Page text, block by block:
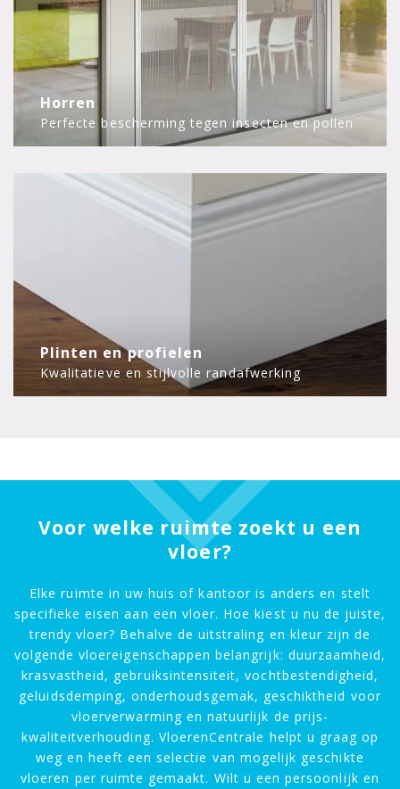
Horren
Perfecte bescherming tegen insecten en pollen
Plinten en profielen
Kwalitatieve en stijlvolle randafwerking
Voor welke ruimte zoekt u een
vloer?
Elke ruimte in uw huis of kantoor is anders en stelt
specifieke eisen aan een vloer. Hoe kiest u nu de juiste,
trendy vloer? Behalve de uitstraling en kleur zijn de
volgende vloereigenschappen belangrijk: duurzaamheid,
krasvastheid, gebruiksintensiteit, vochtbestendigheid,
geluidsdemping, onderhoudsgemak, geschiktheid voor
vloerverwarming en natuurlijk de prijs-
kwaliteitverhouding. VloerenCentrale helpt u graag op
weg en heeft een selectie van mogelijk geschikte
vloeren per ruimte gemaakt. Wilt u een persoonlijk en